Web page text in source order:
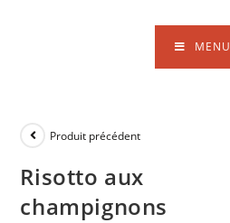
MENU
Produit précédent
Risotto aux
champignons